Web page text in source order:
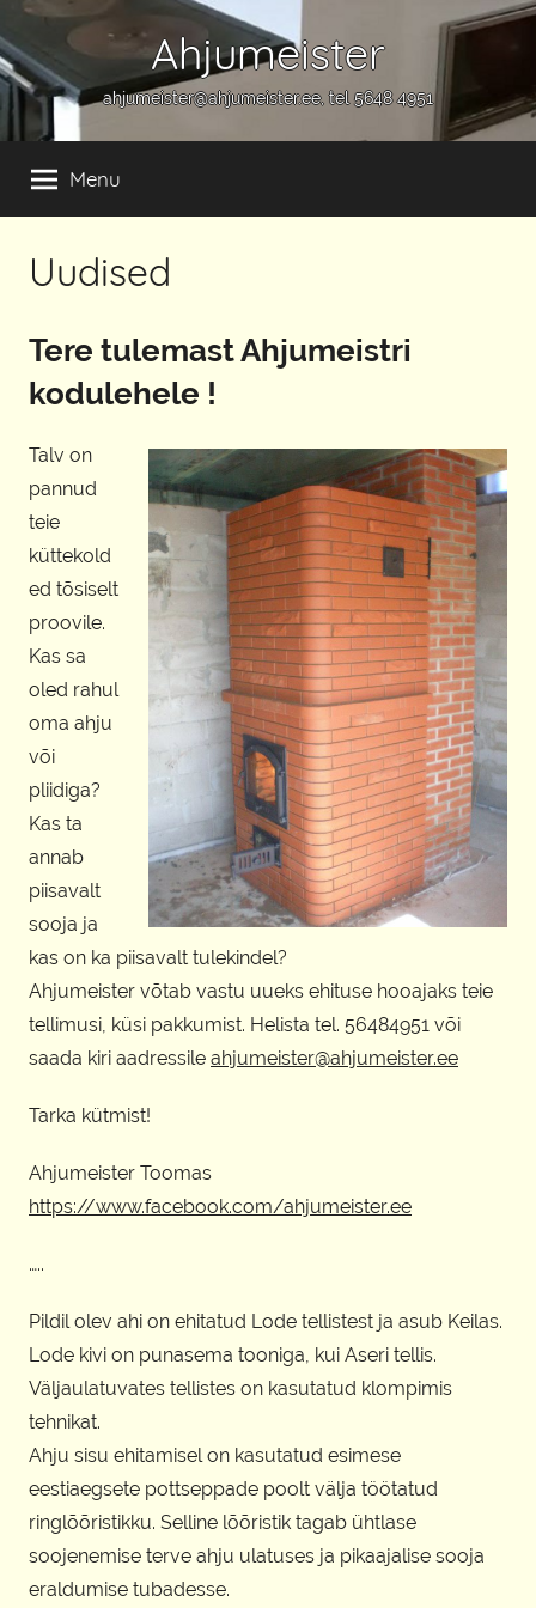
Skip
to
content
Ahjumeister
ahjumeister@ahjumeister.ee, tel 5648 4951
Menu
Uudised
Tere tulemast Ahjumeistri
kodulehele !
Talv on
pannud
teie
küttekold
ed tõsiselt
proovile.
Kas sa
oled rahul
oma ahju
või
pliidiga?
Kas ta
annab
piisavalt
sooja ja
kas on ka piisavalt tulekindel?
Ahjumeister võtab vastu uueks ehituse hooajaks teie
tellimusi, küsi pakkumist. Helista tel. 56484951 või
saada kiri aadressile ahjumeister@ahjumeister.ee
Tarka kütmist!
Ahjumeister Toomas
https://www.facebook.com/ahjumeister.ee
…..
Pildil olev ahi on ehitatud Lode tellistest ja asub Keilas.
Lode kivi on punasema tooniga, kui Aseri tellis.
Väljaulatuvates tellistes on kasutatud klompimis
tehnikat.
Ahju sisu ehitamisel on kasutatud esimese
eestiaegsete pottseppade poolt välja töötatud
ringlõõristikku. Selline lõõristik tagab ühtlase
soojenemise terve ahju ulatuses ja pikaajalise sooja
eraldumise tubadesse.